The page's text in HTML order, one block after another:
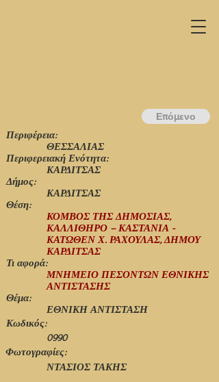
Περιφέρεια:
ΚΑΡΔΙΤΣΑΣ
ΘΕΣΣΑΛΙΑΣ
Περιφερειακή Ενότητα:
ΚΑΡΔΙΤΣΑΣ
Δήμος:
Θέση:
ΚΟΜΒΟΣ ΤΗΣ ΔΗΜΟΣΙΑΣ,
ΚΑΛΛΙΘΗΡΟ – ΚΑΣΤΑΝΙΑ -
ΚΑΤΩΘΕΝ Χ. ΡΑΧΟΥΛΑΣ, ΔΗΜΟΥ
ΚΑΡΔΙΤΣΑΣ
Τι αφορά:
ΜΝΗΜΕΙΟ ΠΕΣΟΝΤΩΝ ΕΘΝΙΚΗΣ
ΑΝΤΙΣΤΑΣΗΣ
Θέμα:
ΕΘΝΙΚΗ ΑΝΤΙΣΤΑΣΗ
Φωτογραφίες:
ΝΤΑΣΙΟΣ ΤΑΚΗΣ
Κωδικός:
0990
Επόμενο